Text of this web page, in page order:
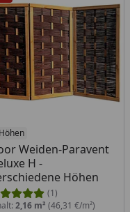
Weiden-Paravent
H -
Höhen
(1)
2,16 m² (46,31 €/m²)